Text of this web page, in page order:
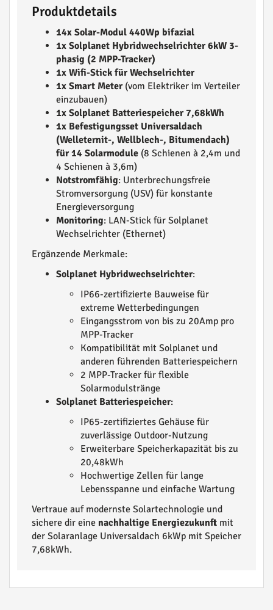
Produktdetails
14x Solar-Modul 440Wp bifazial
1x Solplanet Hybridwechselrichter 6kW 3-
phasig (2 MPP-Tracker)
1x Wifi-Stick für Wechselrichter
1x Smart Meter(vom Elektriker im Verteiler
einzubauen)
1x Solplanet Batteriespeicher 7,68kWh
1x Befestigungsset Universaldach
(Welleternit-, Wellblech-, Bitumendach)
für 14 Solarmodule (8 Schienen à 2,4m und
4 Schienen à 3,6m)
Notstromfähig: Unterbrechungsfreie
Stromversorgung (USV) für konstante
Energieversorgung
Monitoring: LAN-Stick für Solplanet
Wechselrichter (Ethernet)
Ergänzende Merkmale:
Solplanet Hybridwechselrichter:
IP66-zertifizierte Bauweise für
extreme Wetterbedingungen
Eingangsstrom von bis zu 20Amp pro
MPP-Tracker
Kompatibilität mit Solplanet und
anderen führenden Batteriespeichern
2 MPP-Tracker für flexible
Solarmodulstränge
Solplanet Batteriespeicher:
IP65-zertifiziertes Gehäuse für
zuverlässige Outdoor-Nutzung
Erweiterbare Speicherkapazität bis zu
20,48kWh
Hochwertige Zellen für lange
Lebensspanne und einfache Wartung
Vertraue auf modernste Solartechnologie und
sichere dir eine nachhaltige Energiezukunft mit
der Solaranlage Universaldach 6kWp mit Speicher
7,68kWh.